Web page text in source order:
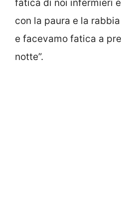
fatica di noi infermieri
con la paura e la
e facevamo fatica a
notte”.